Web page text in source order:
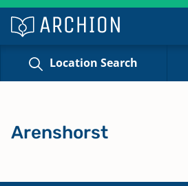
Location Search
Arenshorst